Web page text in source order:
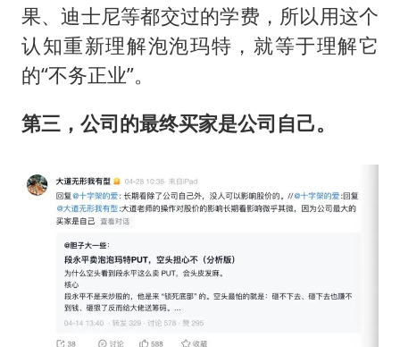
果、迪士尼等都交过的学费，所以用这个
认知重新理解泡泡玛特，就等于理解它
的“不务正业”。
第三，公司的最终买家是公司自己。